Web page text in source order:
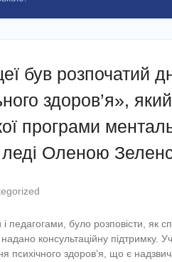
був розпочатий
здоров’я»,
програми
леді Оленою
було розповісти, як
консультаційну підтримку.
психічного здоров’я, що є